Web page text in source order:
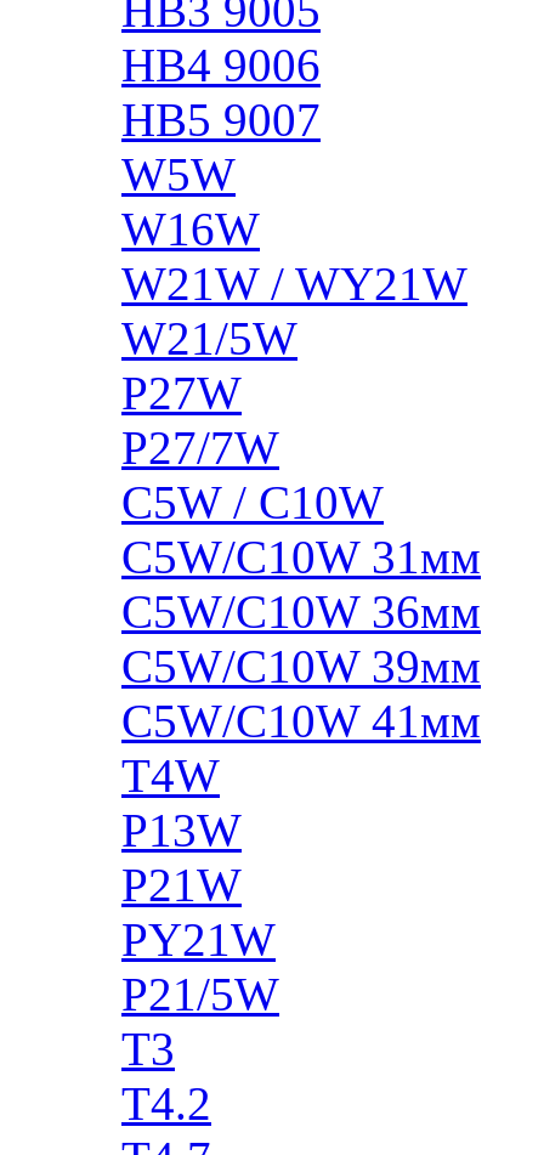
HB4 9006
HB5 9007
W5W
W16W
W21W / WY21W
W21/5W
P27W
P27/7W
C5W / C10W
C5W/C10W 31мм
C5W/C10W 36мм
C5W/C10W 39мм
C5W/C10W 41мм
T4W
P13W
P21W
PY21W
P21/5W
T3
T4.2